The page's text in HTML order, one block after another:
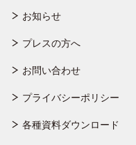
お知らせ
プレスの方へ
お問い合わせ
プライバシーポリシー
各種資料ダウンロード